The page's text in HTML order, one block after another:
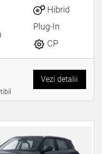
Hibrid
Plug-In
CP
Vezi detalii